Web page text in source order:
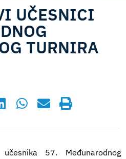
UČESNICI
TURNIRA
57. Međunarodnog